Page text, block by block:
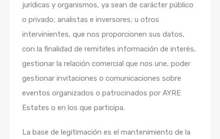
jurídicas y organismos, ya sean de carácter público
o privado; analistas e inversores; u otros
intervinientes, que nos proporcionen sus datos,
con la finalidad de remitirles información de interés,
gestionar la relación comercial que nos une, poder
gestionar invitaciones o comunicaciones sobre
eventos organizados o patrocinados por AYRE
Estates o en los que participa.
La base de legitimación es el mantenimiento de la